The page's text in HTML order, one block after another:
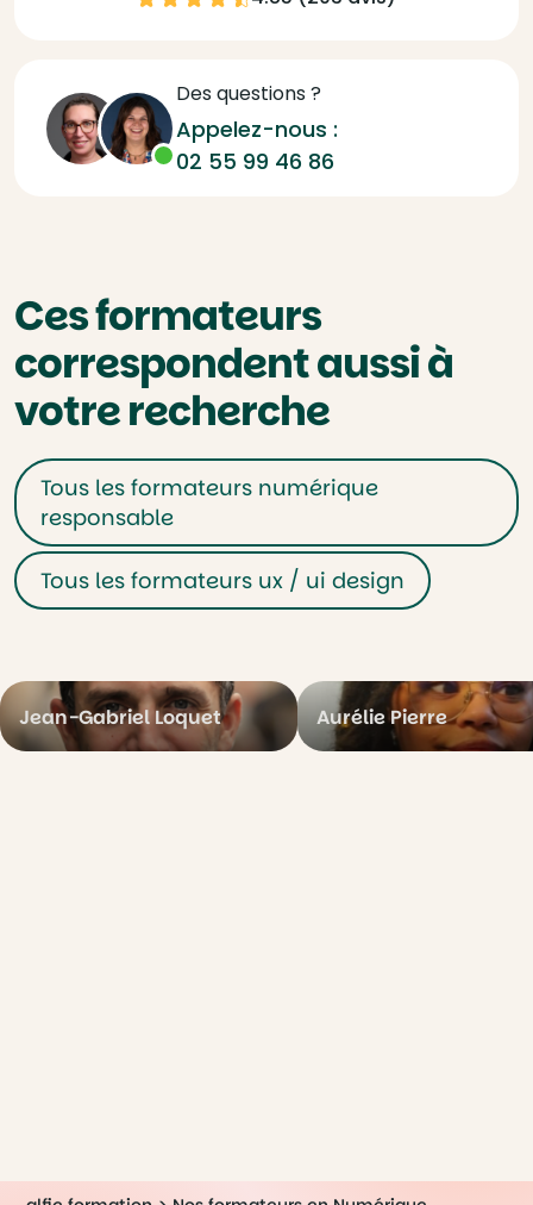
Des questions ?
Appelez-nous :
02 55 99 46 86
Ces formateurs
correspondent aussi à
votre recherche
Tous les formateurs numérique
responsable
Tous les formateurs ux / ui design
Jean-Gabriel Loquet Aurélie Pierre